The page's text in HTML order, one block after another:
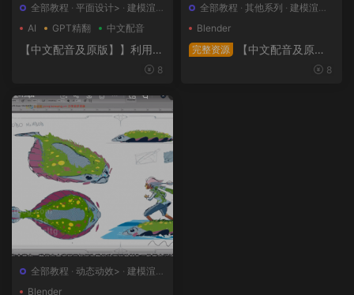
全部教程 · 平面设计> · 建模渲染
日韩系列
AI GPT精翻 中文配音
【中文配音及原版】】利用人
工智能和3D技术的混合BX流8
全部教程 · 其他系列 · 建模渲染>
Blender
完整资源
【中文配音及原
版】终极武器大师班2｜AR-18
全部教程 · 动态动效> · 建模渲染
Blender